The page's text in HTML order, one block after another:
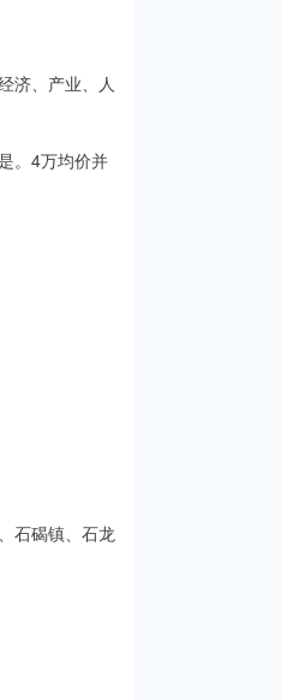
济、产业、人
。4万均价并
石碣镇、石龙